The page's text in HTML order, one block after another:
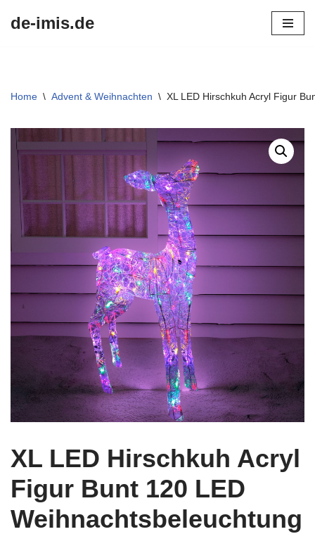
de-imis.de
Home \ Advent & Weihnachten \ XL LED Hirschkuh Acryl Figur
XL LED Hirschkuh Acryl
Figur Bunt 120 LED
Weihnachtsbeleuchtung